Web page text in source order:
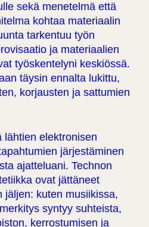
sekä menetelmä että
kohtaa materiaalin
tarkentuu työn
ja materiaalien
työskentelyni keskiössä.
täysin ennalta lukittu,
korjausten ja sattumien
lähtien elektronisen
järjestäminen
ajatteluani. Technon
ovat jättäneet
jäljen: kuten musiikissa,
syntyy suhteista,
kerrostumisen ja